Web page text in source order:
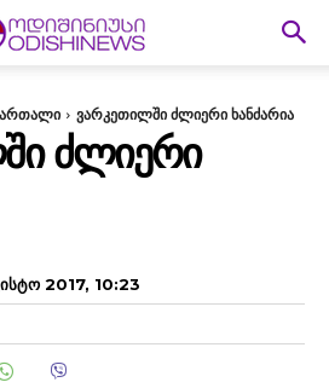
ვარკეთილში ძლიერი ხანძარია
ᲫᲚᲘᲔᲠᲘ
2017, 10:23